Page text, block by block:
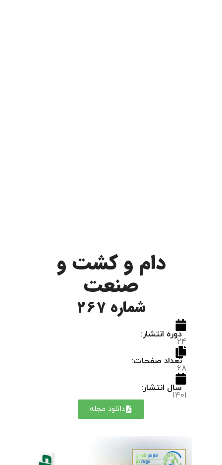
دام و کشت و
صنعت
شماره 267
دوره انتشار:
24
تعداد صفحات:
68
سال انتشار:
1401
دانلود مجله